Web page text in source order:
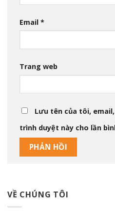
Email *
Trang web
Lưu tên của tôi,
trình duyệt này cho lần
VỀ CHÚNG TÔI